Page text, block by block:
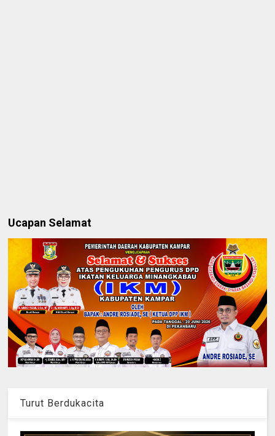
Ucapan Selamat
Turut Berdukacita